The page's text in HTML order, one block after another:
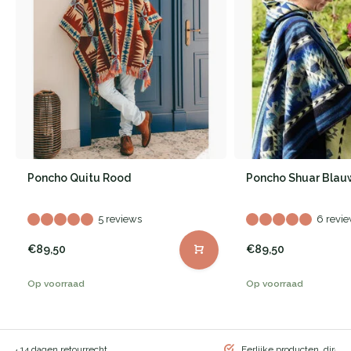
Poncho Quitu Rood
5 reviews
€89,50
Op voorraad
Poncho Shuar
6
€89,50
Op voorraad